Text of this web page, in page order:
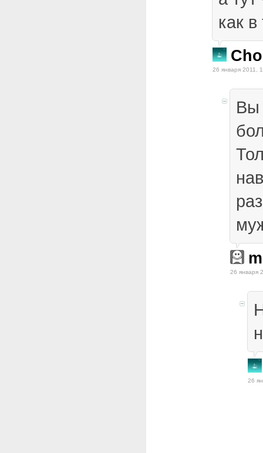
как
26 января 2011,
Вы
26 января
26